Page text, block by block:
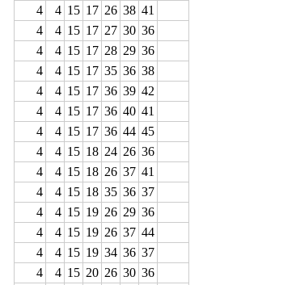
4
4 15 17 26 38 41
4
4 15 17 27 30 36
4
4 15 17 28 29 36
4
4 15 17 35 36 38
4
4 15 17 36 39 42
4
4 15 17 36 40 41
4
4 15 17 36 44 45
4
4 15 18 24 26 36
4
4 15 18 26 37 41
4
4 15 18 35 36 37
4
4 15 19 26 29 36
4
4 15 19 26 37 44
4
4 15 19 34 36 37
4
4 15 20 26 30 36